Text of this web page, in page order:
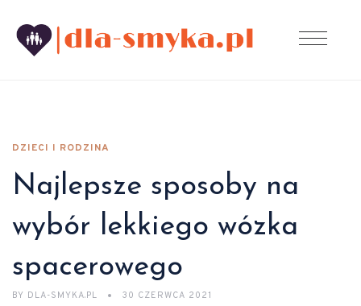
DZIECI I RODZINA
Najlepsze sposoby na
wybór lekkiego wózka
spacerowego
BY DLA-SMYKA.PL 30 CZERWCA 2021